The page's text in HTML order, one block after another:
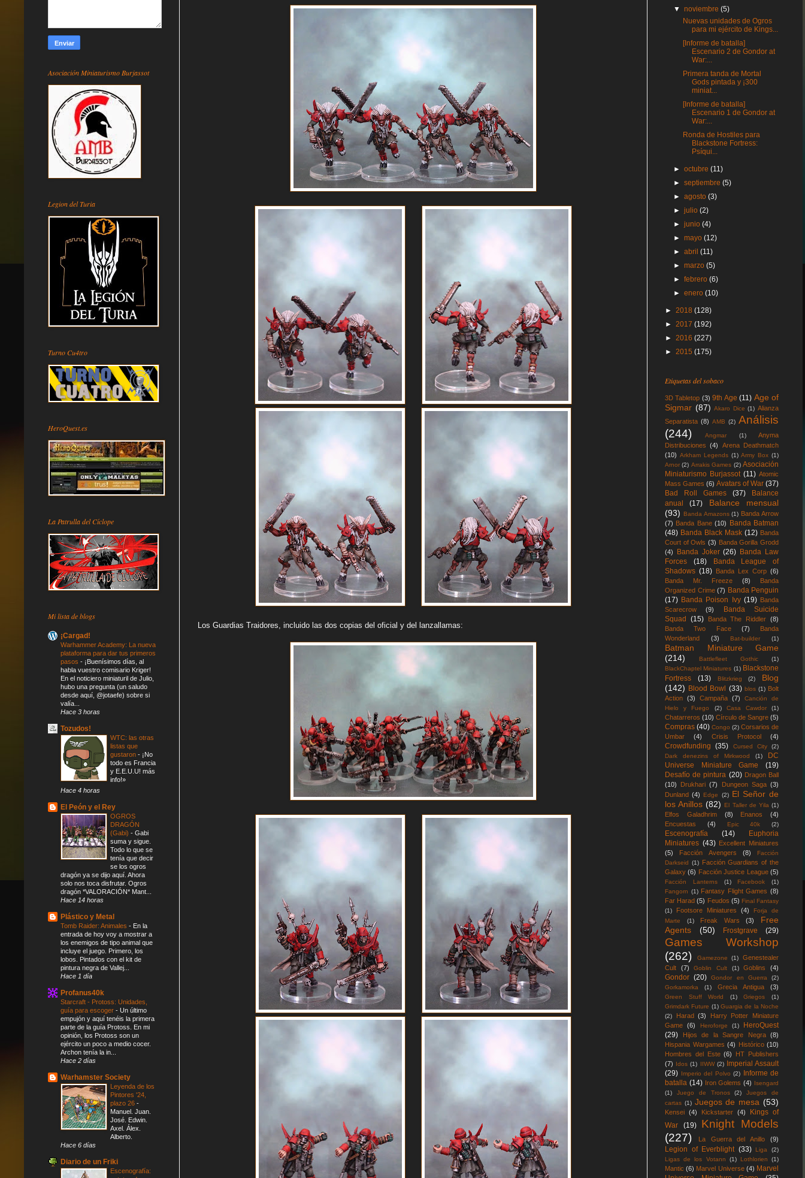
Los Guardias Traidores, incluido las dos copias del oficial y del lanzallamas:
Asociación Miniaturismo Burjassot
Legion del Turia
Turno Cu4tro
HeroQuest.es
La Patrulla del Cíclope
Mi lista de blogs
¡Cargad!
Warhammer Academy: La nueva
plataforma para dar tus primeros
pasos - ¡Buenísimos días, al
habla vuestro comisario Kriger!
En el noticiero miniaturil de Julio,
hubo una pregunta (un saludo
desde aquí, @jotaefe) sobre si
valía...
Hace 3 horas
Tozudos!
WTC: las otras
listas que
gustaron - ¡No
todo es Francia
y E.E.U.U! más
info!»
Hace 4 horas
El Peón y el Rey
OGROS
DRAGÓN
(Gabi) - Gabi
suma y sigue.
Todo lo que se
tenía que decir
se los ogros
dragón ya se dijo aquí. Ahora
solo nos toca disfrutar. Ogros
dragón *VALORACIÓN* Mant...
Hace 14 horas
Plástico y Metal
Tomb Raider: Animales - En la
entrada de hoy voy a mostrar a
los enemigos de tipo animal que
incluye el juego. Primero, los
lobos. Pintados con el kit de
pintura negra de Vallej...
Hace 1 día
Profanus40k
Starcraft - Protoss: Unidades,
guía para escoger - Un último
empujón y aquí tenéis la primera
parte de la guía Protoss. En mi
opinión, los Protoss son un
ejército un poco a medio cocer.
Archon tenía la in...
Hace 2 días
Warhamster Society
Leyenda de los
Pintores '24,
plazo 26 -
Manuel. Juan.
José. Edwin.
Axel. Álex.
Alberto.
Hace 6 días
Diario de un Friki
Escenografía:
▼noviembre(5)
Nuevas unidades de Ogros
para mi ejército de Kings...
[Informe de batalla]
Escenario 2 de Gondor at
War:...
Primera tanda de Mortal
Gods pintada y ¡300
miniat...
[Informe de batalla]
Escenario 1 de Gondor at
War:...
Ronda de Hostiles para
Blackstone Fortress:
Psíqui...
►octubre(11)
►septiembre(5)
►agosto(3)
►julio(2)
►junio(4)
►mayo(12)
►abril(11)
►marzo(5)
►febrero(6)
►enero(10)
► 2018 (128)
► 2017 (192)
► 2016 (227)
► 2015 (175)
Etiquetas del sobaco
3D Tabletop (3) 9th Age (11) Age of
Sigmar (87) Akaro Dice (1) Alianza
Separatista (8) AMB (2) Análisis
(244)
Angmar (1)
Anyma
Distribuciones
(4)
Arena Deathmatch
(10) Arkham Legends (1) Army Box (1)
Arnor (2) Arrakis Games (2) Asociación
Miniaturismo Burjassot (11) Atomic
Mass Games (6) Avatars of War (37)
Bad Roll Games
(37)
Balance
anual
(17)
Balance mensual
(93)
Banda Amazons (1) Banda Arrow
(7) Banda Bane (10)
Banda Batman
(48) Banda Black Mask (12) Banda
Court of Owls (3) Banda Gorilla Grodd
(4)
Banda Joker (26) Banda Law
Forces
(18)
Banda League of
Shadows (18) Banda Lex Corp (6)
Banda Mr. Freeze
(8)
Banda
Organized Crime (7) Banda Penguin
(17) Banda Poison Ivy (19) Banda
Scarecrow
(9)
Banda Suicide
Squad
(15) Banda The Riddler (8)
Banda Two Face
(7)
Banda
Wonderland
(3) Bat-builder (1)
Batman Miniature Game
(214)
Battlefleet Gothic
(1)
BlackChaptel Miniatures (1) Blackstone
Fortress
(13) Blitzkrieg (2)
Blog
(142) Blood Bowl (33) blos (1) Bolt
Action (3) Campaña (7)
Canción de
Hielo y Fuego
(2) Casa Cawdor (1)
Chatarreros (10) Círculo de Sangre (5)
Compras (40) Congo (2) Corsarios de
Umbar
(4) Crisis Protocol (4)
Crowdfunding (35) Cursed City
(2)
Dark denezins of Mirkwood
(1)
DC
Universe Miniature Game
(19)
Desafío de pintura (20) Dragon Ball
(10)
Drukhari (7) Dungeon Saga (3)
Dunland (4) Edge (2) El Señor de
los Anillos (82) El Taller de Yila (1)
Elfos Galadhrim (8) Enanos
(4)
Encuestas
(4) Epic 40k (2)
Escenografía (14)
Euphoria
Miniatures (43) Excellent Miniatures
(5)
Facción Avengers (8)
Facción
Darkseid (1) Facción Guardians of the
Galaxy (6) Facción Justice League (5)
Facción Lanterns (1) Facebook
(1)
Fangorn (1) Fantasy Flight Games (8)
Far Harad (5) Feudos (5) Final Fantasy
(1)
Footsore Miniatures (4)
Forja de
Marte
(1) Freak Wars (3)
Free
Agents
(50) Frostgrave (29)
Games Workshop
(262)
Gamezone (1)
Genestealer
Cult
(7) Goblin Cult (1) Goblins (4)
Gondor (20) Gondor en Guerra
(2)
Gorkamorka
(1) Grecia Antigua (3)
Green Stuff World (1) Griegos
(1)
Grimdark Future (1) Guargia de la Noche
(2)
Harad (3)
Harry Potter Miniature
Game
(6) Heroforge (1)
HeroQuest
(29)
Hijos de la Sangre Negra
(8)
Hispania Wargames (4) Histórico (10)
Hombres del Este (6)
HT Publishers
(7) Idos (1) IIWW (2)
Imperial Assault
(29) Imperio del Polvo (2)
Informe de
batalla (14) Iron Golems (4) Isengard
(1)
Juego de Tronos (2)
Juegos de
cartas (1) Juegos de mesa (53)
Kensei (4) Kickstarter (4)
Kings of
War
(19)
Knight Models
(227)
La Guerra del Anillo (9)
Legion of Everblight (33) Liga
(2)
Ligas de los Votann
(1) Lothlorien (1)
Mantic (6) Marvel Universe (4) Marvel